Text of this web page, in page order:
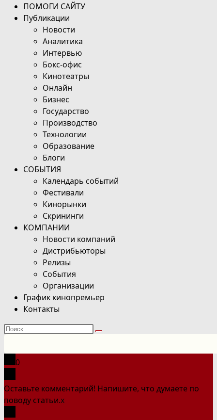
ПОМОГИ САЙТУ
Публикации
Новости
Аналитика
Интервью
Бокс-офис
Кинотеатры
Онлайн
Бизнес
Государство
Производство
Технологии
Образование
Блоги
СОБЫТИЯ
Календарь событий
Фестивали
Кинорынки
Скрининги
КОМПАНИИ
Новости компаний
Дистрибьюторы
Релизы
События
Организации
График кинопремьер
Контакты
Поиск
сайте
0
Оставьте комментарий! Напишите, что думаете по
поводу статьи.x